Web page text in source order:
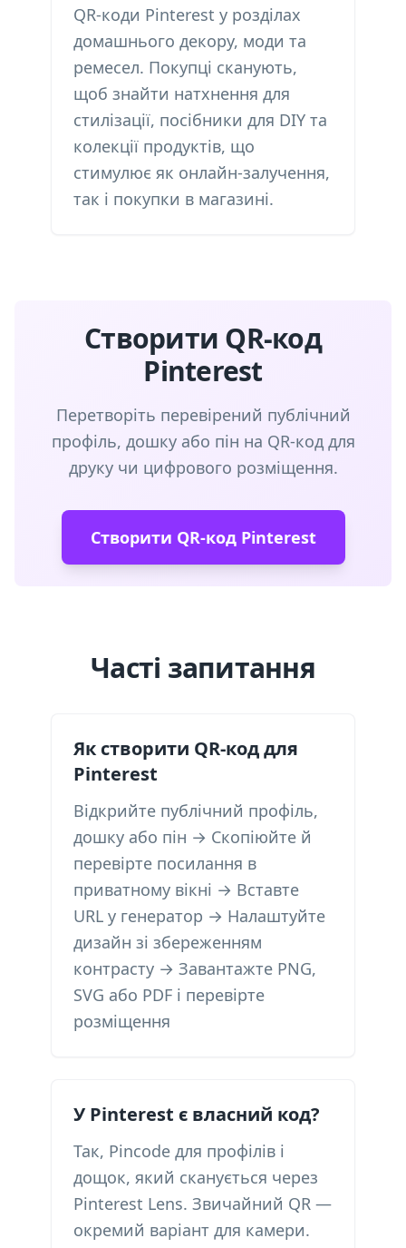
QR-коди Pinterest у розділах
домашнього декору, моди та
ремесел. Покупці сканують,
щоб знайти натхнення для
стилізації, посібники для DIY та
колекції продуктів, що
стимулює як онлайн-залучення,
так і покупки в магазині.
Створити QR-код
Pinterest
Перетворіть перевірений публічний
профіль, дошку або пін на QR-код для
друку чи цифрового розміщення.
Створити QR-код Pinterest
Часті запитання
Як створити QR-код для
Pinterest
Відкрийте публічний профіль,
дошку або пін → Скопіюйте й
перевірте посилання в
приватному вікні → Вставте
URL у генератор → Налаштуйте
дизайн зі збереженням
контрасту → Завантажте PNG,
SVG або PDF і перевірте
розміщення
У Pinterest є власний код?
Так, Pincode для профілів і
дощок, який сканується через
Pinterest Lens. Звичайний QR —
окремий варіант для камери.